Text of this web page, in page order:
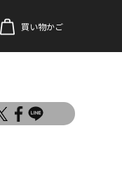
買い物かご